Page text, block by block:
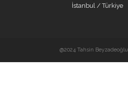
İstanbul / Türkiye
@2024 Tahsin Beyzadeoğlu